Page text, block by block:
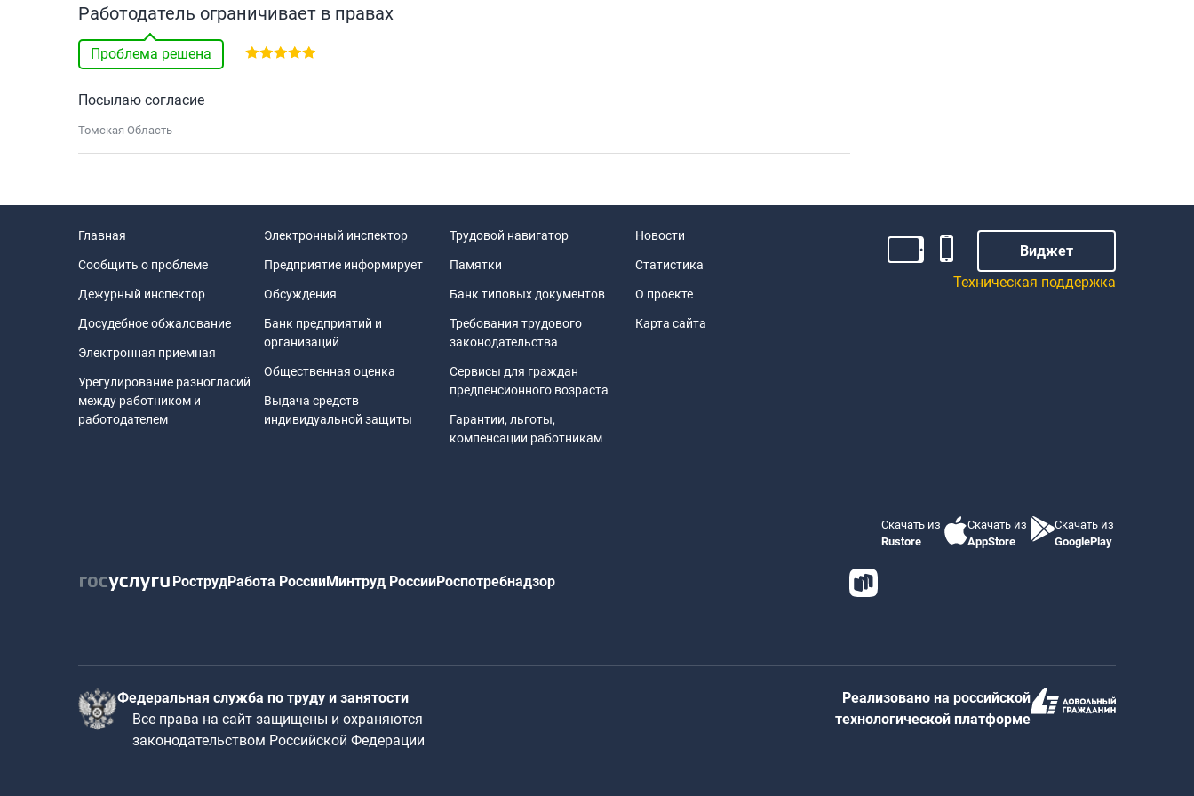
Работодатель ограничивает в правах
Проблема решена
Посылаю согласие
Томская Область
Главная
Сообщить о проблеме
Дежурный инспектор
Досудебное обжалование
Электронная приемная
Урегулирование разногласий
между работником и
работодателем
Электронный инспектор
Предприятие информирует
Обсуждения
Банк предприятий и
организаций
Общественная оценка
Выдача средств
индивидуальной защиты
Трудовой навигатор
Памятки
Банк типовых документов
Требования трудового
законодательства
Сервисы для граждан
предпенсионного возраста
Гарантии, льготы,
компенсации работникам
Новости
Статистика
О проекте
Карта сайта
Виджет
Техническая поддержка
РострудРабота РоссииМинтруд РоссииРоспотребнадзор
Скачать из
Rustore
Скачать из
AppStore
Скачать из
GooglePlay
Федеральная служба по труду и занятости
Все права на сайт защищены и охраняются
законодательством Российской Федерации
Реализовано на российской
технологической платформе